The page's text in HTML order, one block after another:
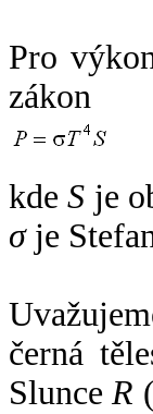
Pro
zákon
kdeS je
σje
černá
SlunceR